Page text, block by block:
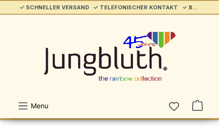
springen ✓ SCHNELLER VERSAND ✓ TELEFONISCHER KONTAKT ✓ BELIEBT & ETABLIERT ✓ SERVICE/HILFE
Menu